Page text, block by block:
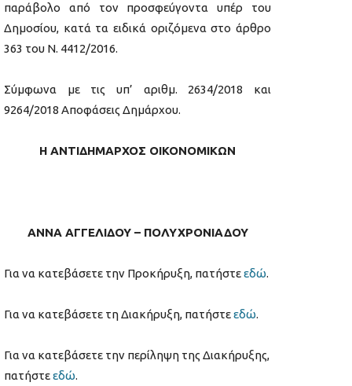
παράβολο από τον προσφεύγοντα υπέρ του
Δημοσίου, κατά τα ειδικά οριζόμενα στο άρθρο
363 του Ν. 4412/2016.
Σύμφωνα με τις υπ’ αριθμ. 2634/2018 και
9264/2018 Αποφάσεις Δημάρχου.
Η ΑΝΤΙΔΗΜΑΡΧΟΣ ΟΙΚΟΝΟΜΙΚΩΝ
ΑΝΝΑ ΑΓΓΕΛΙΔΟΥ – ΠΟΛΥΧΡΟΝΙΑΔΟΥ
Για να κατεβάσετε την Προκήρυξη, πατήστεεδώ.
Για να κατεβάσετε τη Διακήρυξη, πατήστεεδώ.
Για να κατεβάσετε την περίληψη της Διακήρυξης,
πατήστεεδώ.